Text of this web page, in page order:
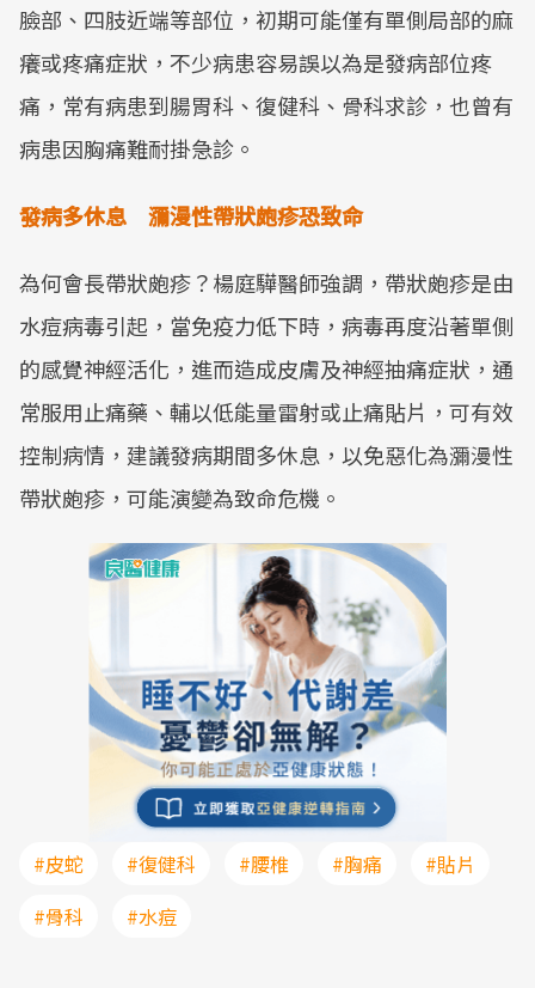
臉部、四肢近端等部位，初期可能僅有單側局部的麻
癢或疼痛症狀，不少病患容易誤以為是發病部位疼
痛，常有病患到腸胃科、復健科、骨科求診，也曾有
病患因胸痛難耐掛急診。
發病多休息 瀰漫性帶狀皰疹恐致命
為何會長帶狀皰疹？楊庭驊醫師強調，帶狀皰疹是由
水痘病毒引起，當免疫力低下時，病毒再度沿著單側
的感覺神經活化，進而造成皮膚及神經抽痛症狀，通
常服用止痛藥、輔以低能量雷射或止痛貼片，可有效
控制病情，建議發病期間多休息，以免惡化為瀰漫性
帶狀皰疹，可能演變為致命危機。
#皮蛇 #復健科 #腰椎 #胸痛
#貼片
#骨科
#水痘